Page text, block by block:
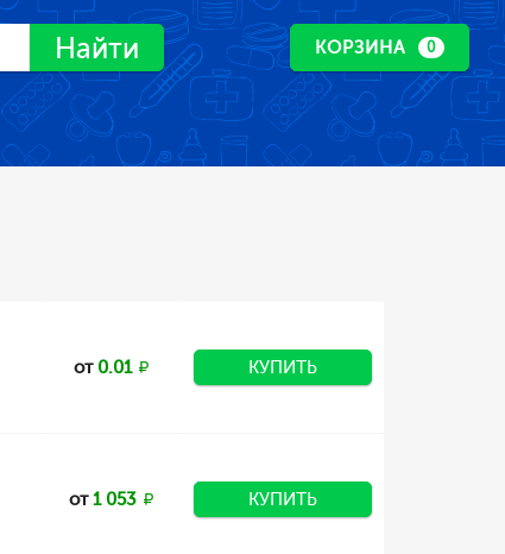
Найти КОРЗИНА 0
от 0.01 КУПИТЬ
от1 053 КУПИТЬ